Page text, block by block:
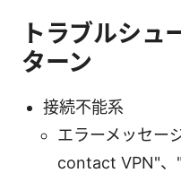
トラブルシュ
ターン
接続不能系
エラーメッセー
contact VPN"、